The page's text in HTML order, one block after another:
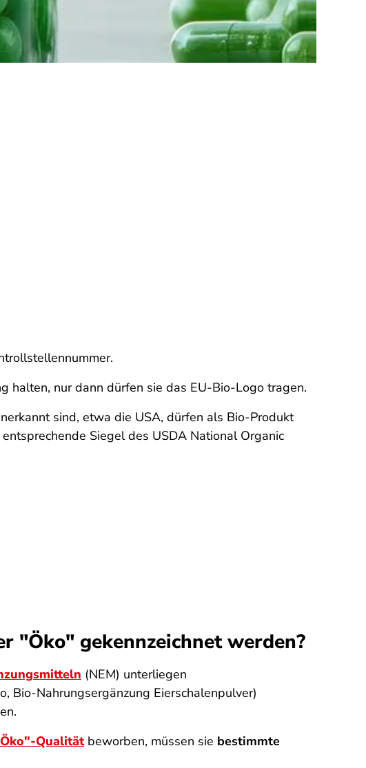
halten, nur dann dürfen sie das EU-Bio-Logo tragen.
sind, etwa die USA, dürfen als Bio-Produkt
Siegel des USDA National Organic
"Öko" gekennzeichnet werden?
(NEM) unterliegen
Bio-Nahrungsergänzung Eierschalenpulver)
Qualitätbeworben, müssen sie bestimmte